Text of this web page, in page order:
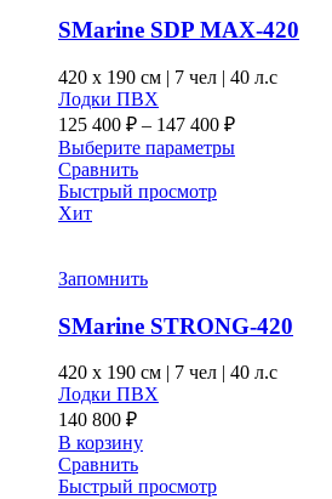
выбрать
странице
SMarine SDP MAX-420
420 x 190 см | 7 чел | 40 л.с
Лодки ПВХ
125 400 ₽ – 147 400 ₽Диапазон
цен:
Выберите параметрыЭтот
на
странице
товара.
Сравнить
Быстрый просмотр
Хит
Запомнить
SMarine STRONG-420
420 x 190 см | 7 чел | 40 л.с
Лодки ПВХ
140 800 ₽
В корзину
Сравнить
Быстрый просмотр